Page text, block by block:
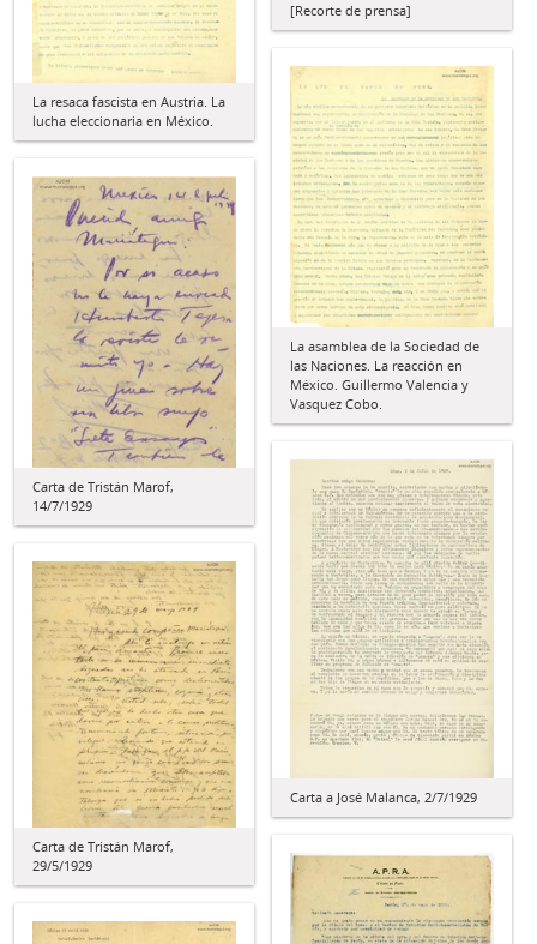
[Recorte de prensa]
La resaca fascista en Austria. La
lucha eleccionaria en México.
La asamblea de la Sociedad de
las Naciones. La reacción en
México. Guillermo Valencia y
Vasquez Cobo.
Carta de Tristán Marof,
14/7/1929
Carta a José Malanca, 2/7/1929
Carta de Tristán Marof,
29/5/1929